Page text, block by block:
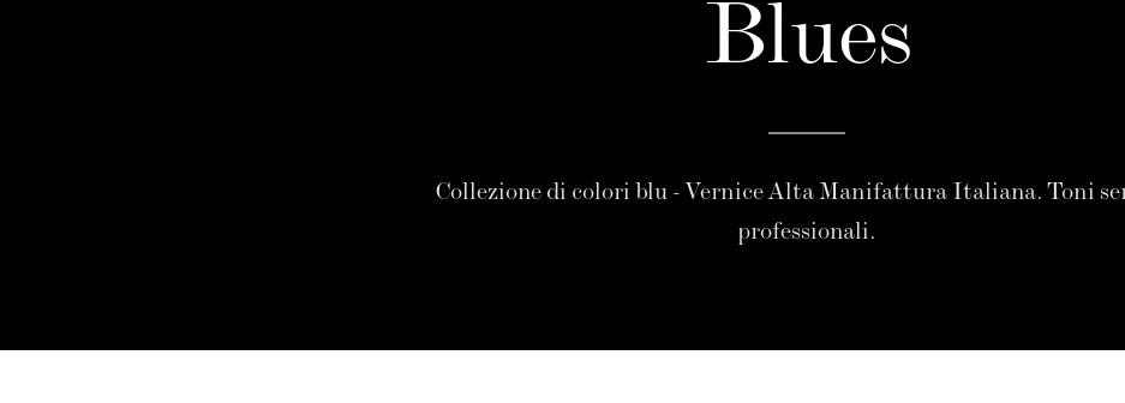
Blues
Collezione di colori blu - Vernice Alta Manifattura Italiana. Toni
professionali.